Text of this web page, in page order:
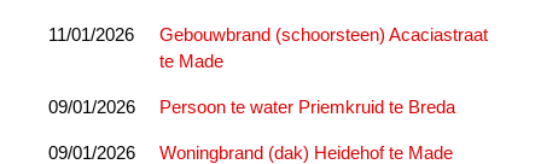
11/01/2026
Gebouwbrand (schoorsteen) Acaciastraat
te Made
09/01/2026 Persoon te water Priemkruid te Breda
09/01/2026 Woningbrand (dak) Heidehof te Made